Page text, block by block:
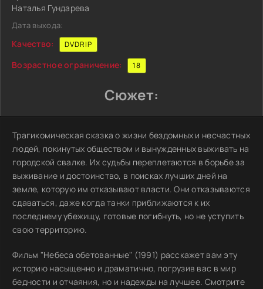
Наталья Гундарева
Дата выхода:
Качество: DVDRIP
Возрастное ограничение: 18
Сюжет:
Трагикомическая сказка о жизни бездомных и несчастных
людей, покинутых обществом и вынужденных выживать на
городской свалке. Их судьбы переплетаются в борьбе за
выживание и достоинство, в поисках лучших дней на
земле, которую им отказывают власти. Они отказываются
сдаваться, даже когда танки приближаются к их
последнему убежищу, готовые погибнуть, но не уступить
свою территорию.
Фильм "Небеса обетованные" (1991) расскажет вам эту
историю насыщенно и драматично, погрузив вас в мир
бедности и отчаяния, но и надежды на лучшее. Смотрите